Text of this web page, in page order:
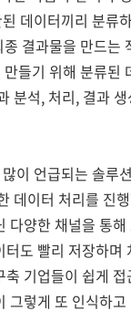
데이터끼리 분
결과물을 만드
들기 위해 분류
분석, 처리, 결과
이 언급되는 솔
데이터 처리를 진
다양한 채널을 통
도 빨리 저장하
기업들이 쉽게
그렇게 또 인식하고